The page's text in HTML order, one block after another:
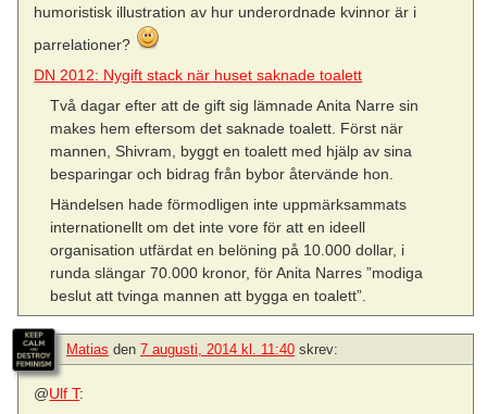
humoristisk illustration av hur underordnade kvinnor är i
parrelationer?
DN 2012: Nygift stack när huset saknade toalett
Två dagar efter att de gift sig lämnade Anita Narre sin
makes hem eftersom det saknade toalett. Först när
mannen, Shivram, byggt en toalett med hjälp av sina
besparingar och bidrag från bybor återvände hon.
Händelsen hade förmodligen inte uppmärksammats
internationellt om det inte vore för att en ideell
organisation utfärdat en belöning på 10.000 dollar, i
runda slängar 70.000 kronor, för Anita Narres ”modiga
beslut att tvinga mannen att bygga en toalett”.
Matias den 7 augusti, 2014 kl. 11:40 skrev:
@Ulf T: